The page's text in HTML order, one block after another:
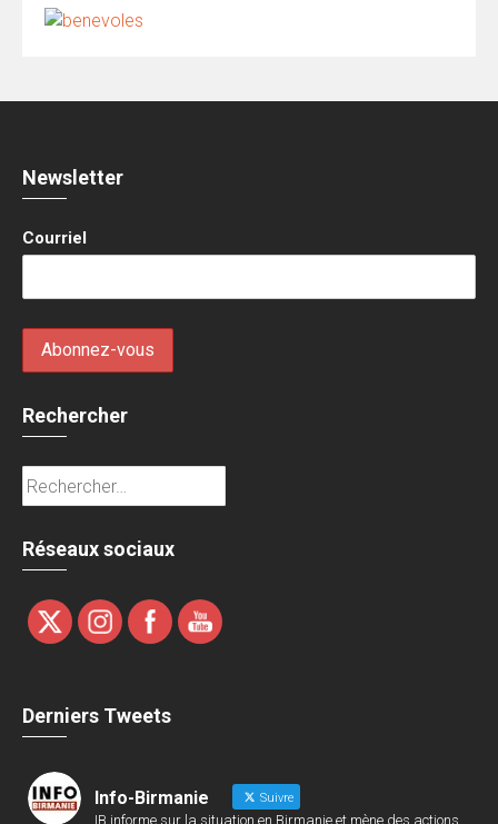
Newsletter
Courriel
Rechercher
Rechercher :
Réseaux sociaux
Derniers Tweets
Info-Birmanie Suivre
IB informe sur la situation en Birmanie et mène des actions